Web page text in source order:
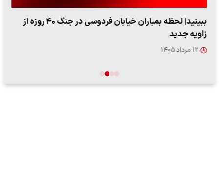
ببینید| لحظه بمباران خیابان فردوسی در جنگ ۴۰ روزه از
زاویه جدید
۱۲ مرداد ۱۴۰۵